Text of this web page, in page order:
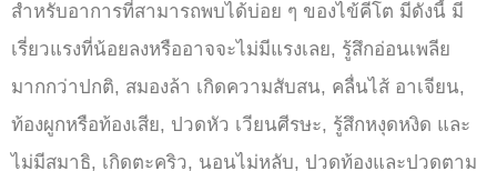
สำหรับอาการที่สามารถพบได้บ่อย ๆ ของไข้คีโต มีดังนี้ มี
เรี่ยวแรงที่น้อยลงหรืออาจจะไม่มีแรงเลย, รู้สึกอ่อนเพลีย
มากกว่าปกติ, สมองล้า เกิดความสับสน, คลื่นไส้ อาเจียน,
ท้องผูกหรือท้องเสีย, ปวดหัว เวียนศีรษะ, รู้สึกหงุดหงิด และ
ไม่มีสมาธิ, เกิดตะคริว, นอนไม่หลับ, ปวดท้องและปวดตาม